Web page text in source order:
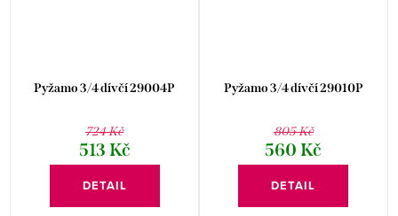
Pyžamo 3/4 dívčí 29004P
724 Kč
513 Kč
DETAIL
Pyžamo 3/4 dívčí 29010P
805 Kč
560 Kč
DETAIL